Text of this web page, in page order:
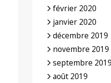
février 2020
janvier 2020
décembre 2019
novembre 2019
septembre 2019
août 2019